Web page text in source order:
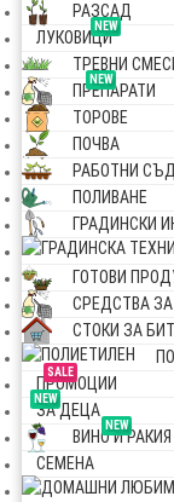
РАЗСАД
NEW
ЛУКОВИЦИ
ТРЕВНИ
NEW
ПРЕПАРАТИ
ТОРОВЕ
ПОЧВА
РАБОТНИ
ПОЛИВАНЕ
ГРАДИНСКИ
ГОТОВИ
СРЕДСТВА
СТОКИ ЗА
SALE
ПРОМОЦИИ
NEW
ЗА ДЕЦА
NEW
ВИНО И РАКИЯ
СЕМЕНА